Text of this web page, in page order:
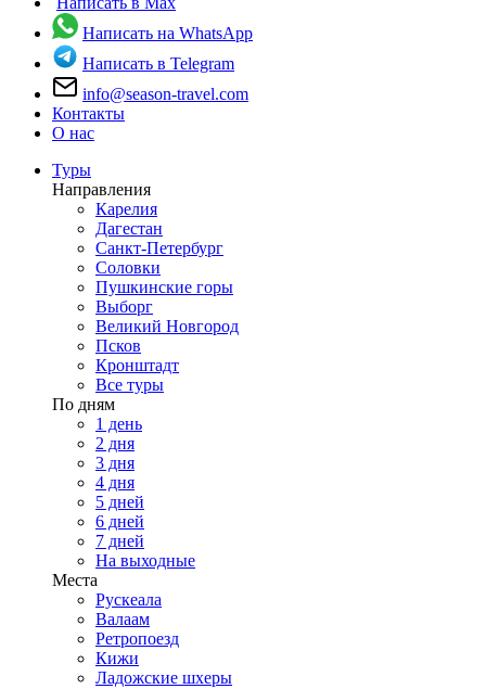
Написать на WhatsApp
Написать в Telegram
info@season-travel.com
Контакты
О нас
Туры
Направления
Карелия
Дагестан
Санкт-Петербург
Соловки
Пушкинские горы
Выборг
Великий Новгород
Псков
Кронштадт
Все туры
По дням
1 день
2 дня
3 дня
4 дня
5 дней
6 дней
7 дней
На выходные
Места
Рускеала
Валаам
Ретропоезд
Кижи
Ладожские шхеры